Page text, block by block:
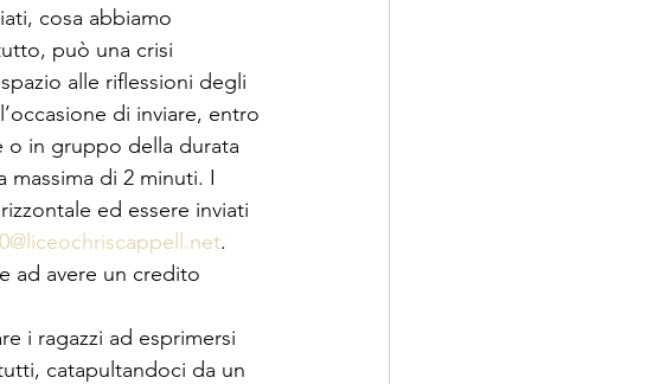
cosa abbiamo
può una crisi
alle riflessioni degli
di inviare, entro
o in gruppo della durata
di 2 minuti. I
ed essere inviati
.
ad avere un credito
i ragazzi ad esprimersi
catapultandoci da un